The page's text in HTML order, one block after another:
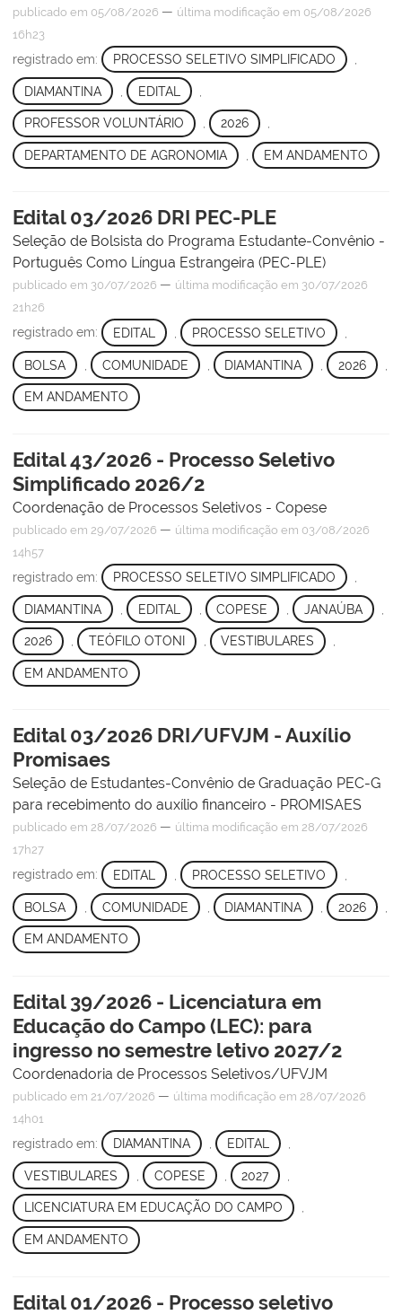
publicado em 05/08/2026 — última modificação em 05/08/2026
16h23
registrado em: PROCESSO SELETIVO SIMPLIFICADO
DIAMANTINA EDITAL
PROFESSOR VOLUNTÁRIO , 2026 ,
DEPARTAMENTO DE AGRONOMIA EM ANDAMENTO
Edital 03/2026 DRI PEC-PLE
Seleção de Bolsista do Programa Estudante-Convênio -
Português Como Língua Estrangeira (PEC-PLE)
publicado em 30/07/2026 — última modificação em 30/07/2026
21h26
registrado em: EDITAL PROCESSO SELETIVO
BOLSA COMUNIDADE DIAMANTINA , 2026
EM ANDAMENTO
Edital 43/2026 - Processo Seletivo
Simplificado 2026/2
Coordenação de Processos Seletivos - Copese
publicado em 29/07/2026 — última modificação em 03/08/2026
14h57
registrado em: PROCESSO SELETIVO SIMPLIFICADO
DIAMANTINA EDITAL COPESE , JANAÚBA
2026 , TEÓFILO OTONI , VESTIBULARES ,
EM ANDAMENTO
Edital 03/2026 DRI/UFVJM - Auxílio
Promisaes
Seleção de Estudantes-Convênio de Graduação PEC-G
para recebimento do auxílio financeiro - PROMISAES
publicado em 28/07/2026 — última modificação em 28/07/2026
17h27
registrado em: EDITAL PROCESSO SELETIVO
BOLSA COMUNIDADE DIAMANTINA , 2026
EM ANDAMENTO
Edital 39/2026 - Licenciatura em
Educação do Campo (LEC): para
ingresso no semestre letivo 2027/2
Coordenadoria de Processos Seletivos/UFVJM
publicado em 21/07/2026 — última modificação em 28/07/2026
14h01
registrado em: DIAMANTINA EDITAL
VESTIBULARES COPESE 2027
LICENCIATURA EM EDUCAÇÃO DO CAMPO ,
EM ANDAMENTO
Edital 01/2026 - Processo seletivo